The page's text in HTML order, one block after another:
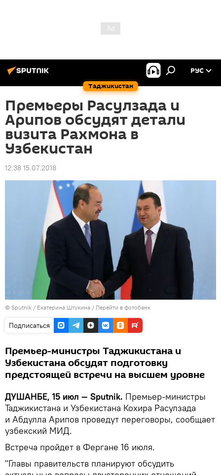
Таджикистан
РУС
Премьеры Расулзада и
Арипов обсудят детали
визита Рахмона в
Узбекистан
12:38 15.07.2018
© Sputnik / Екатерина Штукина / Перейти в фотобанк
Подписаться
Премьер-министры Таджикистана и
Узбекистана обсудят подготовку
предстоящей встречи на высшем уровне
ДУШАНБЕ, 15 июл — Sputnik. Премьер-министры
Таджикистана и Узбекистана Кохира Расулзада
и Абдулла Арипов проведут переговоры, сообщает
узбекский МИД.
Встреча пройдет в Фергане 16 июля.
"Главы правительств планируют обсудить